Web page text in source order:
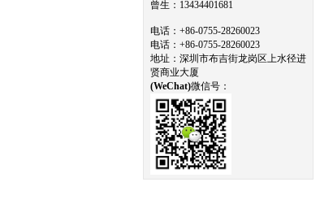
曾生：13434401681
电话： +86-0755-28260023
电话：+86-0755-28260023
地址 ： 深圳市布吉街龙岗区上水径进
贤商业大厦
(WeChat)微信号：